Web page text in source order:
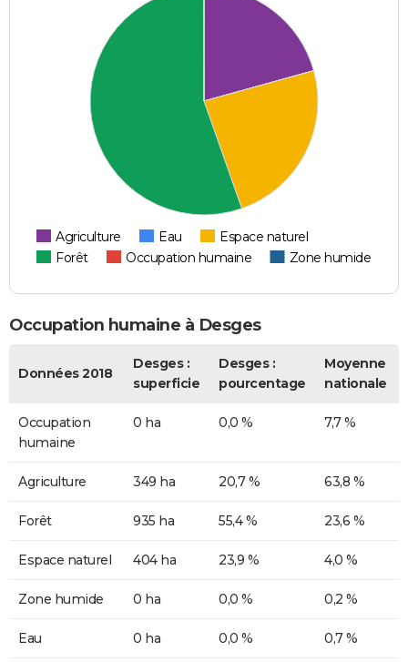
Agriculture Eau
Espace naturel
Forêt
Occupation humaine Zone humide
Occupation humaine à Desges
Données 2018
Desges :
superficie
Desges :
pourcentage
Moyenne
nationale
Occupation
humaine
0 ha 0,0 % 7,7 %
Agriculture 349 ha 20,7 % 63,8 %
Forêt 935 ha 55,4 % 23,6 %
Espace naturel 404 ha 23,9 % 4,0 %
Zone humide 0 ha 0,0 % 0,2 %
Eau 0 ha 0,0 % 0,7 %